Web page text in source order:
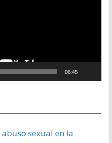
06:45
abuso sexual en la